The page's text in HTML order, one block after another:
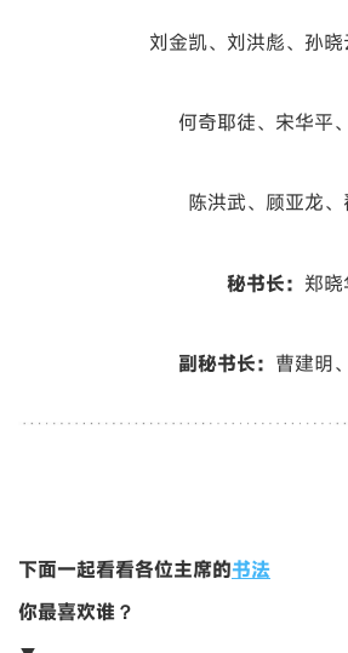
刘金凯、刘洪彪、孙
何奇耶徒、宋华平
陈洪武、顾亚龙
秘书长： 郑晓
副秘书长： 曹建明
下面一起看看各位主席的书法
你最喜欢谁？